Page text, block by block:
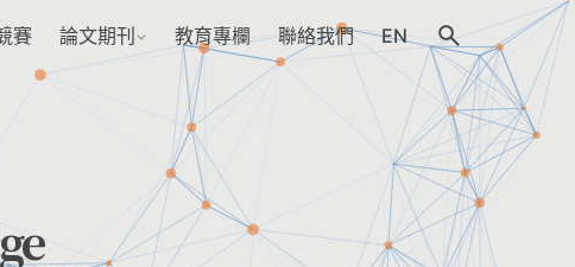
賽 論文期刊 教育專欄 聯絡我們 EN